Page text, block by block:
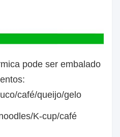
pode ser embalado
café/queijo/gelo
K-cup/café